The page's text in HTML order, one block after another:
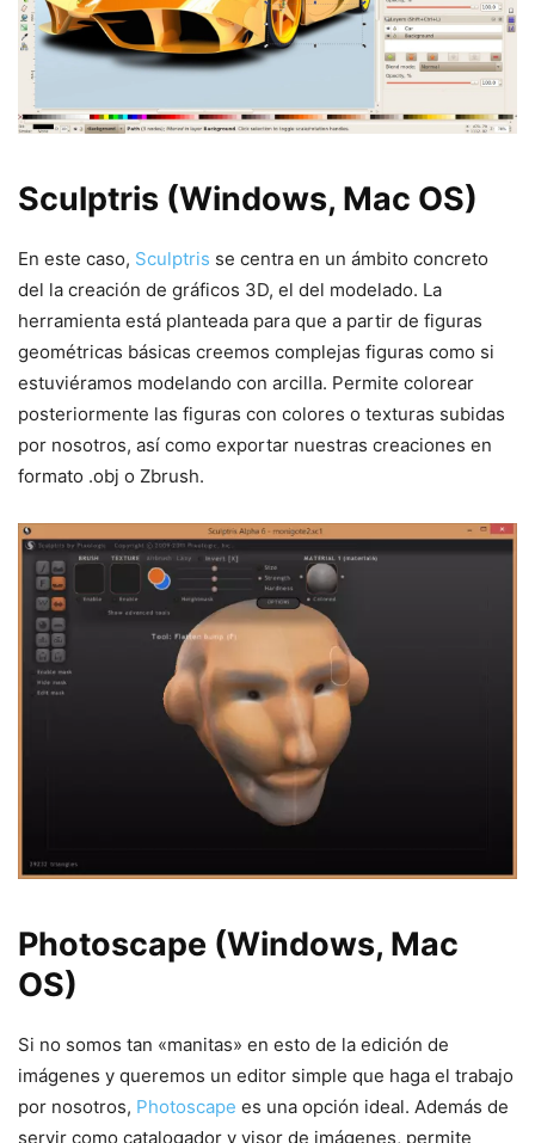
Sculptris (Windows, Mac OS)
En este caso, Sculptris se centra en un ámbito concreto
del la creación de gráficos 3D, el del modelado. La
herramienta está planteada para que a partir de figuras
geométricas básicas creemos complejas figuras como si
estuviéramos modelando con arcilla. Permite colorear
posteriormente las figuras con colores o texturas subidas
por nosotros, así como exportar nuestras creaciones en
formato .obj o Zbrush.
Photoscape (Windows, Mac
OS)
Si no somos tan «manitas» en esto de la edición de
imágenes y queremos un editor simple que haga el trabajo
por nosotros, Photoscape es una opción ideal. Además de
servir como catalogador y visor de imágenes, permite